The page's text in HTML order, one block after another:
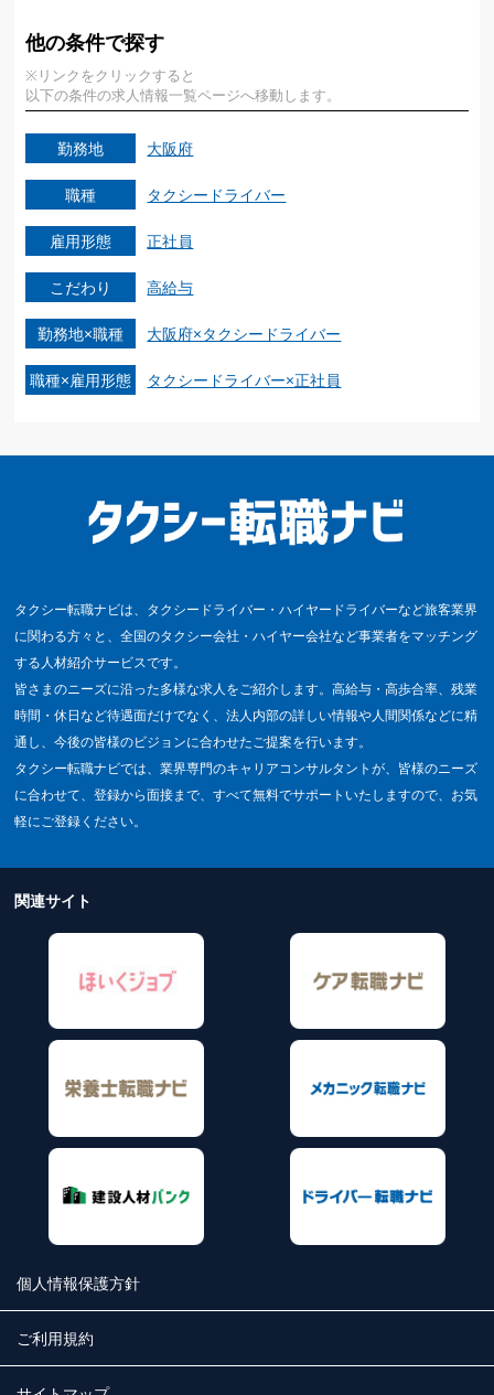
他の条件で探す
※リンクをクリックすると
以下の条件の求人情報一覧ページへ移動します。
勤務地 大阪府
職種 タクシードライバー
雇用形態 正社員
こだわり 高給与
勤務地×職種 大阪府×タクシードライバー
職種×雇用形態 タクシードライバー×正社員
タクシー転職ナビは、タクシードライバー・ハイヤードライバーなど旅客業界
に関わる方々と、全国のタクシー会社・ハイヤー会社など事業者をマッチング
する人材紹介サービスです。
皆さまのニーズに沿った多様な求人をご紹介します。高給与・高歩合率、残業
時間・休日など待遇面だけでなく、法人内部の詳しい情報や人間関係などに精
通し、今後の皆様のビジョンに合わせたご提案を行います。
タクシー転職ナビでは、業界専門のキャリアコンサルタントが、皆様のニーズ
に合わせて、登録から面接まで、すべて無料でサポートいたしますので、お気
軽にご登録ください。
関連サイト
個人情報保護方針
ご利用規約